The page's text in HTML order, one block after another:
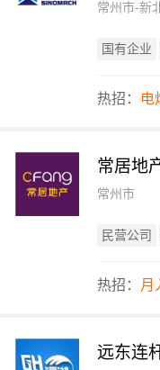
常州市-新
国有企业
热招： 电
常居地
常州市
民营公司
热招： 月
远东连